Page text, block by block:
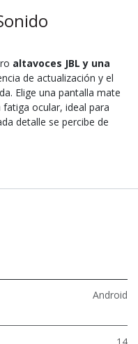
altavoces JBL y una
de actualización y el
Elige una pantalla mate
ocular, ideal para
detalle se percibe de
Android